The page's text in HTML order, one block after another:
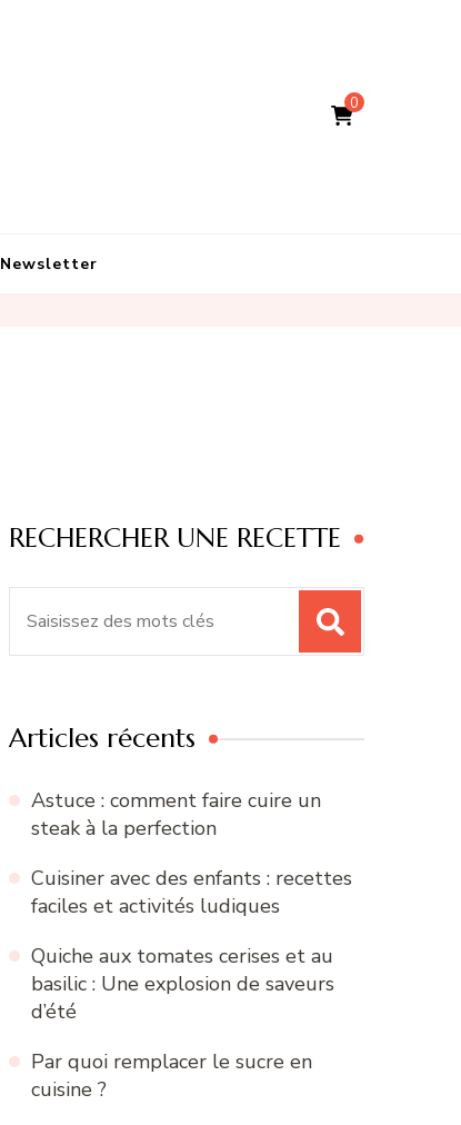
0
Newsletter
RECHERCHER UNE RECETTE
Articles récents
Astuce : comment faire cuire un
steak à la perfection
Cuisiner avec des enfants : recettes
faciles et activités ludiques
Quiche aux tomates cerises et au
basilic : Une explosion de saveurs
d’été
Par quoi remplacer le sucre en
cuisine ?